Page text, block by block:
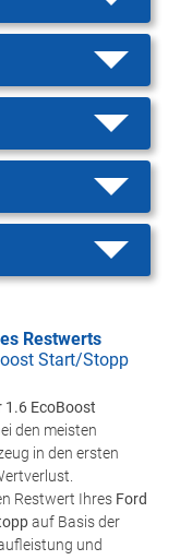
Restwerts
Start/Stopp
1.6 EcoBoost
den meisten
in den ersten
Restwert Ihres Ford
auf Basis der
und